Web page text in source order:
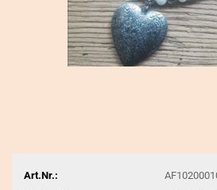
Art.Nr.: